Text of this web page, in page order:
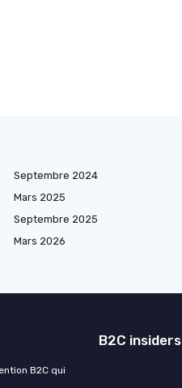
Septembre 2024
Mars 2025
Septembre 2025
Mars 2026
B2C qui
B2C insiders